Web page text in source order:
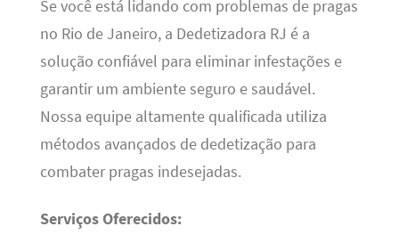
Se você está lidando com problemas de pragas
no Rio de Janeiro, a Dedetizadora RJ é a
solução confiável para eliminar infestações e
garantir um ambiente seguro e saudável.
Nossa equipe altamente qualificada utiliza
métodos avançados de dedetização para
combater pragas indesejadas.
Serviços Oferecidos: